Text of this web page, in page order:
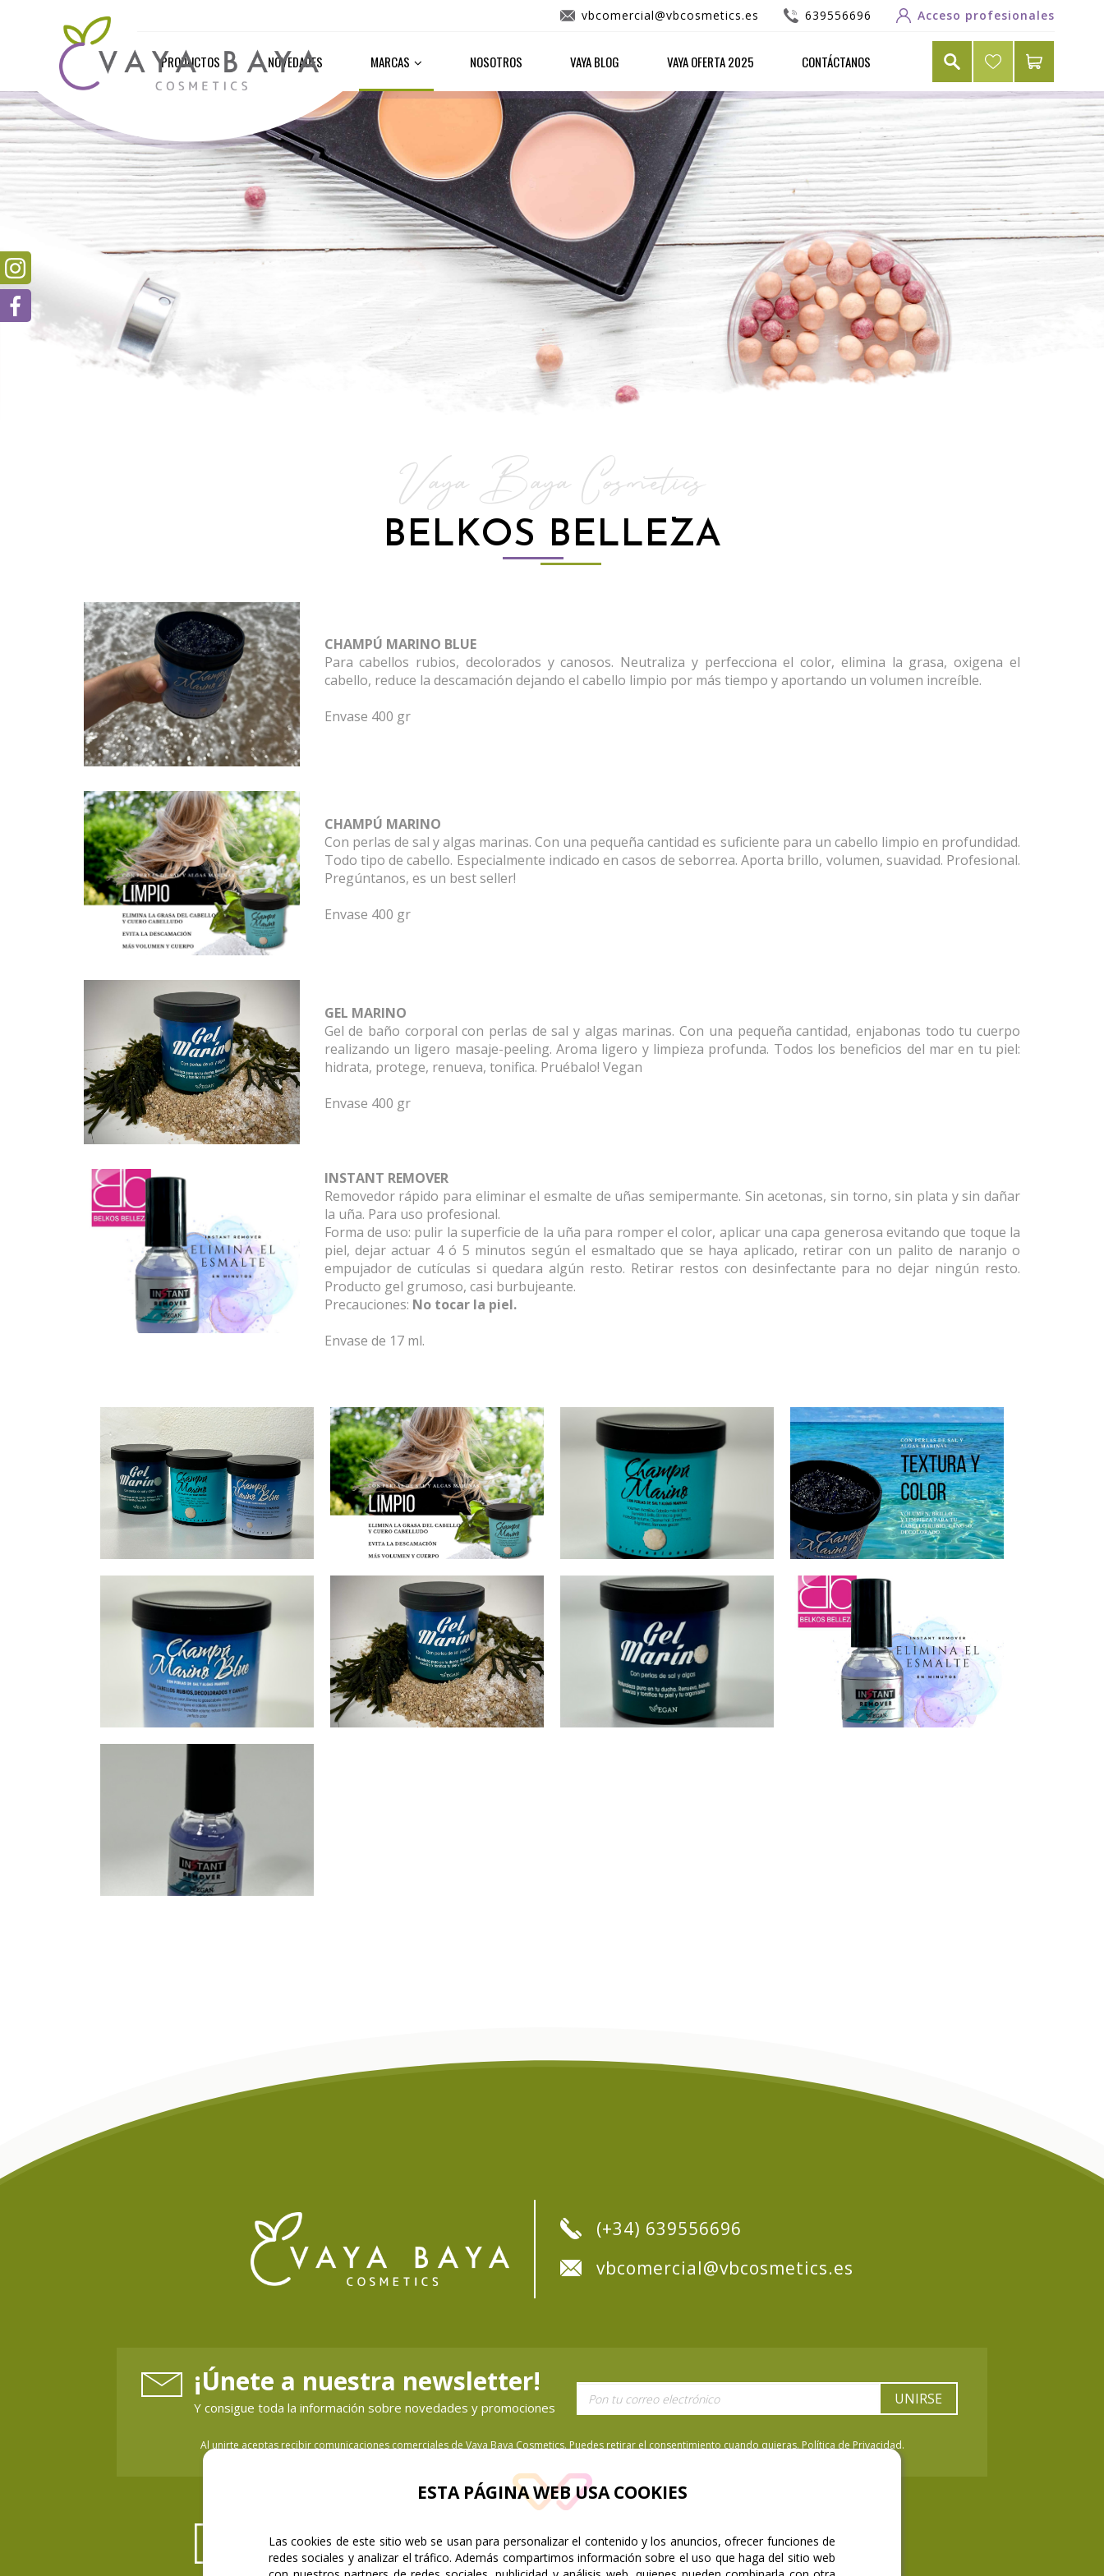
ESTA PÁGINA WEB USA COOKIES
Las cookies de este sitio web se usan para personalizar el contenido y los anuncios, ofrecer funciones de
redes sociales y analizar el tráfico. Además compartimos información sobre el uso que haga del sitio web
vbcomercial@vbcosmetics.es 639556696 Acceso profesionales
PRODUCTOS NOVEDADES MARCAS NOSOTROS VAYA BLOG VAYA OFERTA 2025 CONTÁCTANOS
Vaya Baya Cosmetics
BELKOS BELLEZA
CHAMPÚ MARINO BLUE
Para cabellos rubios, decolorados y canosos. Neutraliza y perfecciona el color, elimina la grasa, oxigena el
cabello, reduce la descamación dejando el cabello limpio por más tiempo y aportando un volumen increíble.
Envase 400 gr
CHAMPÚ MARINO
Con perlas de sal y algas marinas. Con una pequeña cantidad es suficiente para un cabello limpio en profundidad.
Todo tipo de cabello. Especialmente indicado en casos de seborrea. Aporta brillo, volumen, suavidad. Profesional.
Pregúntanos, es un best seller!
Envase 400 gr
GEL MARINO
Gel de baño corporal con perlas de sal y algas marinas. Con una pequeña cantidad, enjabonas todo tu cuerpo
realizando un ligero masaje-peeling. Aroma ligero y limpieza profunda. Todos los beneficios del mar en tu piel:
hidrata, protege, renueva, tonifica. Pruébalo! Vegan
Envase 400 gr
INSTANT REMOVER
Removedor rápido para eliminar el esmalte de uñas semipermante. Sin acetonas, sin torno, sin plata y sin dañar
la uña. Para uso profesional.
Forma de uso: pulir la superficie de la uña para romper el color, aplicar una capa generosa evitando que toque la
piel, dejar actuar 4 ó 5 minutos según el esmaltado que se haya aplicado, retirar con un palito de naranjo o
empujador de cutículas si quedara algún resto. Retirar restos con desinfectante para no dejar ningún resto.
Producto gel grumoso, casi burbujeante.
Precauciones: No tocar la piel.
Envase de 17 ml.
(+34) 639556696
vbcomercial@vbcosmetics.es
¡Únete a nuestra newsletter!
Y consigue toda la información sobre novedades y promociones UNIRSE
Al unirte aceptas recibir comunicaciones comerciales de Vaya Baya Cosmetics. Puedes retirar el consentimiento cuando quieras. Política de Privacidad.
ACCESO PROFESIONALES
CONTÁCTANOS